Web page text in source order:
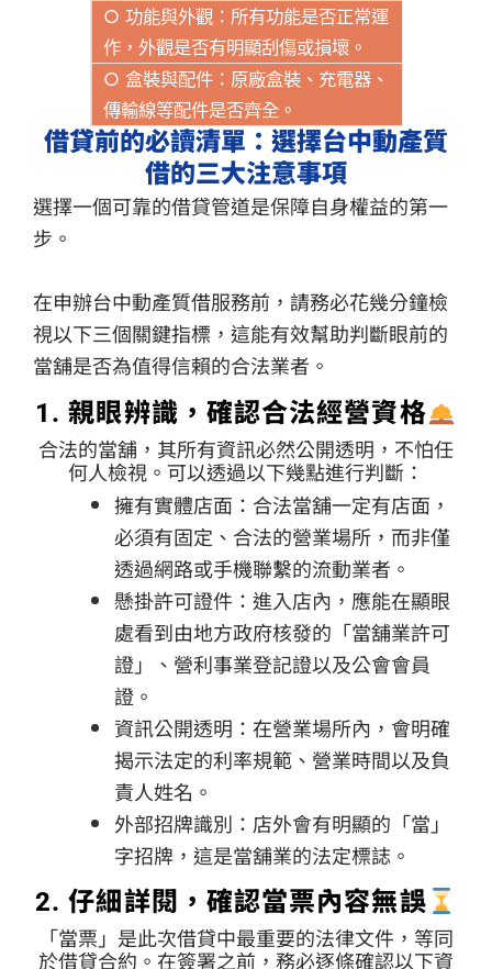
○ 功能與外觀：所有功能是否正常運
作，外觀是否有明顯刮傷或損壞。
○ 盒裝與配件：原廠盒裝、充電器、
傳輸線等配件是否齊全。
借貸前的必讀清單：選擇台中動產質
借的三大注意事項
選擇一個可靠的借貸管道是保障自身權益的第一
步。
在申辦台中動產質借服務前，請務必花幾分鐘檢
視以下三個關鍵指標，這能有效幫助判斷眼前的
當舖是否為值得信賴的合法業者。
1. 親眼辨識，確認合法經營資格
合法的當舖，其所有資訊必然公開透明，不怕任
何人檢視。可以透過以下幾點進行判斷：
擁有實體店面：合法當舖一定有店面，
必須有固定、合法的營業場所，而非僅
透過網路或手機聯繫的流動業者。
懸掛許可證件：進入店內，應能在顯眼
處看到由地方政府核發的「當舖業許可
證」、營利事業登記證以及公會會員
證。
資訊公開透明：在營業場所內，會明確
揭示法定的利率規範、營業時間以及負
責人姓名。
外部招牌識別：店外會有明顯的「當」
字招牌，這是當舖業的法定標誌。
2. 仔細詳閱，確認當票內容無誤
「當票」是此次借貸中最重要的法律文件，等同
於借貸合約。在簽署之前，務必逐條確認以下資